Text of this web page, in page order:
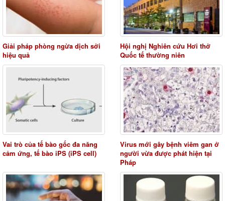
Giải pháp phòng ngừa dịch sởi
hiệu quả
Hội nghị Nghiên cứu Hơi thở
Quốc tế thường niên
Vai trò của tế bào gốc đa năng
cảm ứng, tế bào iPS (iPS cell)
Virus mới gây bệnh viêm gan ở
người vừa được phát hiện tại
Pháp